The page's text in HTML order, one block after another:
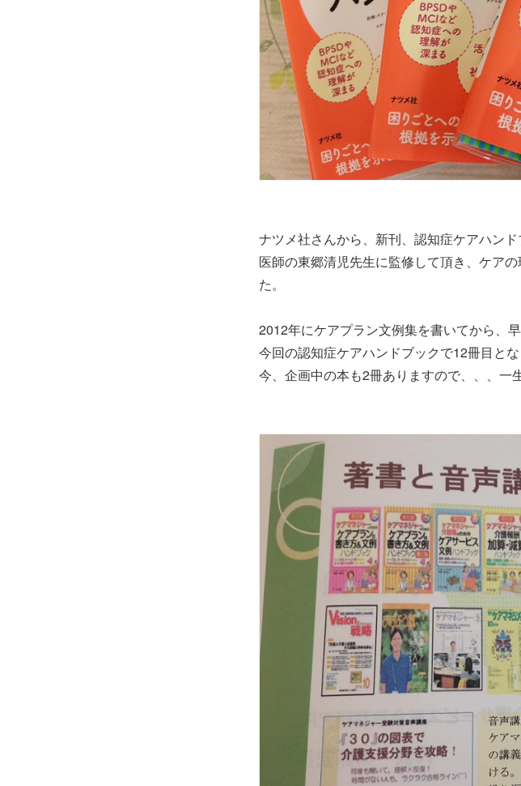
ナツメ社さんから、新刊、認知症ケアハンド
医師の東郷清児先生に監修して頂き、ケア
た。
2012年にケアプラン文例集を書いてから、早
今回の認知症ケアハンドブックで12冊目とな
今、企画中の本も2冊ありますので、、、一